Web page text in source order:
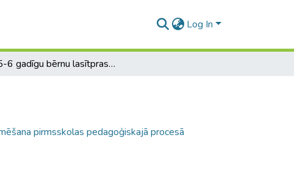
Log In
5-6 gadīgu bērnu lasītprasmes sekmēšana pirmsskolas pedagoģiskajā procesā
pirmsskolas pedagoģiskajā procesā